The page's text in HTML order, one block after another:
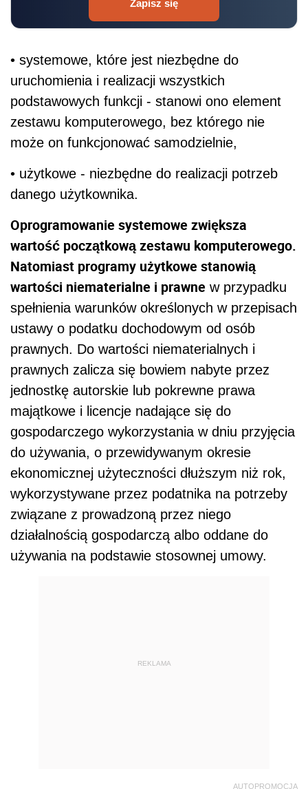
Zapisz się
• systemowe, które jest niezbędne do
uruchomienia i realizacji wszystkich
podstawowych funkcji - stanowi ono element
zestawu komputerowego, bez którego nie
może on funkcjonować samodzielnie,
• użytkowe - niezbędne do realizacji potrzeb
danego użytkownika.
Oprogramowanie systemowe zwiększa
wartość początkową zestawu komputerowego.
Natomiast programy użytkowe stanowią
wartości niematerialne i prawne w przypadku
spełnienia warunków określonych w przepisach
ustawy o podatku dochodowym od osób
prawnych. Do wartości niematerialnych i
prawnych zalicza się bowiem nabyte przez
jednostkę autorskie lub pokrewne prawa
majątkowe i licencje nadające się do
gospodarczego wykorzystania w dniu przyjęcia
do używania, o przewidywanym okresie
ekonomicznej użyteczności dłuższym niż rok,
wykorzystywane przez podatnika na potrzeby
związane z prowadzoną przez niego
działalnością gospodarczą albo oddane do
używania na podstawie stosownej umowy.
REKLAMA
AUTOPROMOCJA